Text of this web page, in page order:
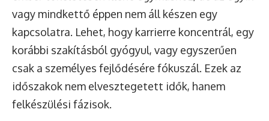
vagy mindkettő éppen nem áll készen egy
kapcsolatra. Lehet, hogy karrierre koncentrál, egy
korábbi szakításból gyógyul, vagy egyszerűen
csak a személyes fejlődésére fókuszál. Ezek az
időszakok nem elvesztegetett idők, hanem
felkészülési fázisok.